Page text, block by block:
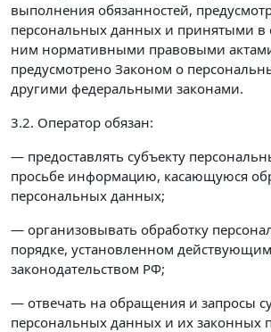
выполнения обязанностей,
персональных данных и принятыми в
ним нормативными правовыми
предусмотрено Законом о
другими федеральными законами.
3.2. Оператор обязан:
— предоставлять субъекту
просьбе информацию, касающуюся
персональных данных;
— организовывать обработку
порядке, установленном действующим
законодательством РФ;
— отвечать на обращения и запросы
персональных данных и их законных